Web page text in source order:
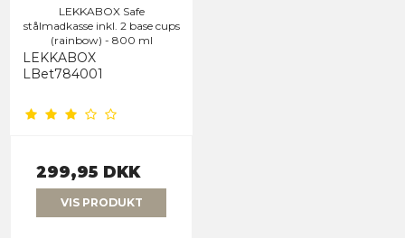
LEKKABOX Safe
stålmadkasse inkl. 2 base cups
(rainbow) - 800 ml
LEKKABOX
LBet784001
299,95 DKK
VIS PRODUKT